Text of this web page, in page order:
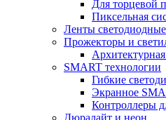
Для торцевой
Пиксельная
Ленты светодиодные
Прожекторы и
SMART технологии
Гибкие
Экранное
Контроллеры
Дюралайт и неон